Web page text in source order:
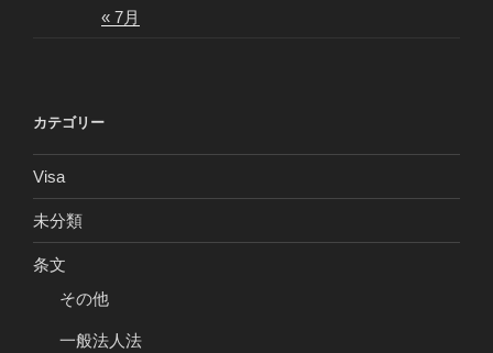
« 7月
カテゴリー
Visa
未分類
条文
その他
一般法人法